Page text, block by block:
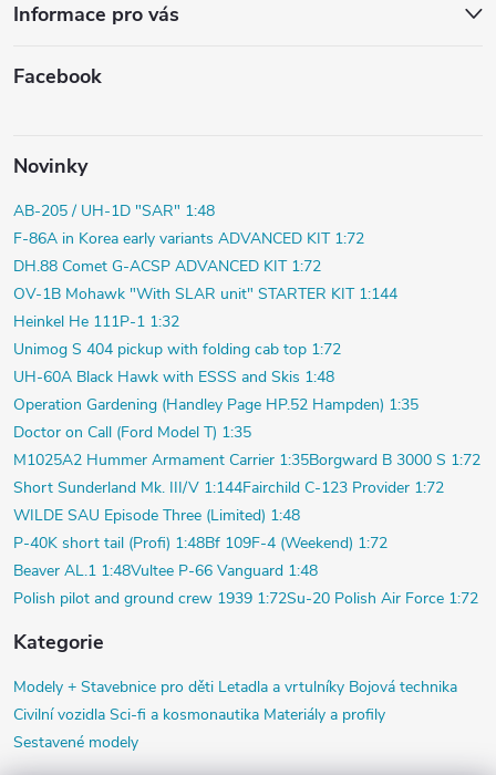
Informace pro vás
Facebook
Novinky
AB-205 / UH-1D "SAR" 1:48
F-86A in Korea early variants ADVANCED KIT 1:72
DH.88 Comet G-ACSP ADVANCED KIT 1:72
OV-1B Mohawk "With SLAR unit" STARTER KIT 1:144
Heinkel He 111P-1 1:32
Unimog S 404 pickup with folding cab top 1:72
UH-60A Black Hawk with ESSS and Skis 1:48
Operation Gardening (Handley Page HP.52 Hampden) 1:35
Doctor on Call (Ford Model T) 1:35
M1025A2 Hummer Armament Carrier 1:35Borgward B 3000 S 1:72
Short Sunderland Mk. III/V 1:144Fairchild C-123 Provider 1:72
WILDE SAU Episode Three (Limited) 1:48
P-40K short tail (Profi) 1:48Bf 109F-4 (Weekend) 1:72
Beaver AL.1 1:48Vultee P-66 Vanguard 1:48
Polish pilot and ground crew 1939 1:72Su-20 Polish Air Force 1:72
Kategorie
Modely + Stavebnice pro děti Letadla a vrtulníky Bojová technika
Civilní vozidla Sci-fi a kosmonautika Materiály a profily
Sestavené modely